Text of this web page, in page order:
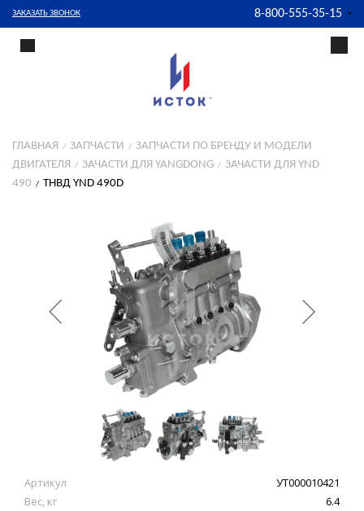
ЗАКАЗАТЬ ЗВОНОК 8-800-555-35-15
ГЛАВНАЯ ЗАПЧАСТИ
ЗАПЧАСТИ ПО БРЕНДУ И МОДЕЛИ
ДВИГАТЕЛЯ
ЗАЧАСТИ ДЛЯ YANGDONG
ЗАЧАСТИ ДЛЯ YND
490
ТНВД YND 490D
Артикул
УТ000010421
Вес, кг
6.4